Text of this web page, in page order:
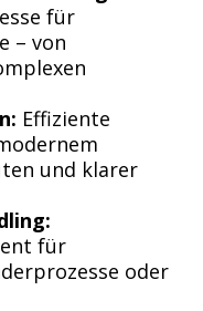
für
– von
Effiziente
und klarer
für
oder